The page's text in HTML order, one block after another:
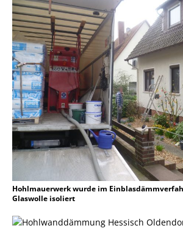
Hohlmauerwerk wurde im
Glaswolle isoliert